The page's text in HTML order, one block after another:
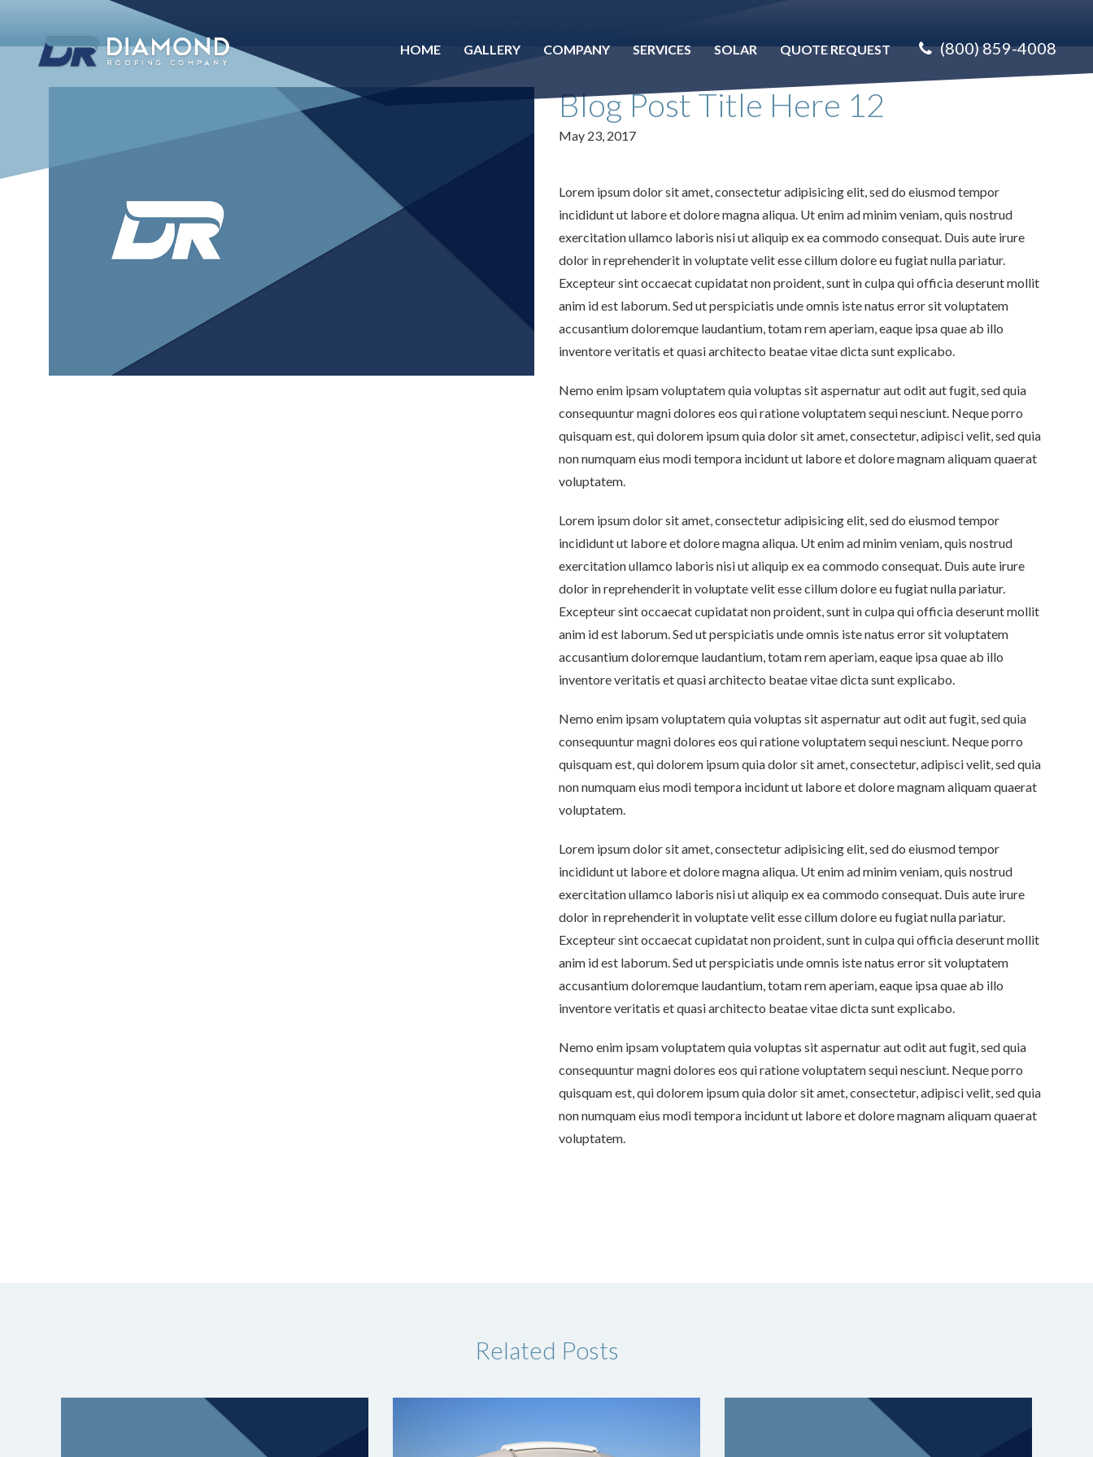
(800) 859-4008
HOME GALLERY COMPANY SERVICES SOLAR QUOTE REQUEST
Blog Post Title Here 12
May 23, 2017
Lorem ipsum dolor sit amet, consectetur adipisicing elit, sed do eiusmod tempor
incididunt ut labore et dolore magna aliqua. Ut enim ad minim veniam, quis nostrud
exercitation ullamco laboris nisi ut aliquip ex ea commodo consequat. Duis aute irure
dolor in reprehenderit in voluptate velit esse cillum dolore eu fugiat nulla pariatur.
Excepteur sint occaecat cupidatat non proident, sunt in culpa qui officia deserunt mollit
anim id est laborum. Sed ut perspiciatis unde omnis iste natus error sit voluptatem
accusantium doloremque laudantium, totam rem aperiam, eaque ipsa quae ab illo
inventore veritatis et quasi architecto beatae vitae dicta sunt explicabo.
Nemo enim ipsam voluptatem quia voluptas sit aspernatur aut odit aut fugit, sed quia
consequuntur magni dolores eos qui ratione voluptatem sequi nesciunt. Neque porro
quisquam est, qui dolorem ipsum quia dolor sit amet, consectetur, adipisci velit, sed quia
non numquam eius modi tempora incidunt ut labore et dolore magnam aliquam quaerat
voluptatem.
Lorem ipsum dolor sit amet, consectetur adipisicing elit, sed do eiusmod tempor
incididunt ut labore et dolore magna aliqua. Ut enim ad minim veniam, quis nostrud
exercitation ullamco laboris nisi ut aliquip ex ea commodo consequat. Duis aute irure
dolor in reprehenderit in voluptate velit esse cillum dolore eu fugiat nulla pariatur.
Excepteur sint occaecat cupidatat non proident, sunt in culpa qui officia deserunt mollit
anim id est laborum. Sed ut perspiciatis unde omnis iste natus error sit voluptatem
accusantium doloremque laudantium, totam rem aperiam, eaque ipsa quae ab illo
inventore veritatis et quasi architecto beatae vitae dicta sunt explicabo.
Nemo enim ipsam voluptatem quia voluptas sit aspernatur aut odit aut fugit, sed quia
consequuntur magni dolores eos qui ratione voluptatem sequi nesciunt. Neque porro
quisquam est, qui dolorem ipsum quia dolor sit amet, consectetur, adipisci velit, sed quia
non numquam eius modi tempora incidunt ut labore et dolore magnam aliquam quaerat
voluptatem.
Lorem ipsum dolor sit amet, consectetur adipisicing elit, sed do eiusmod tempor
incididunt ut labore et dolore magna aliqua. Ut enim ad minim veniam, quis nostrud
exercitation ullamco laboris nisi ut aliquip ex ea commodo consequat. Duis aute irure
dolor in reprehenderit in voluptate velit esse cillum dolore eu fugiat nulla pariatur.
Excepteur sint occaecat cupidatat non proident, sunt in culpa qui officia deserunt mollit
anim id est laborum. Sed ut perspiciatis unde omnis iste natus error sit voluptatem
accusantium doloremque laudantium, totam rem aperiam, eaque ipsa quae ab illo
inventore veritatis et quasi architecto beatae vitae dicta sunt explicabo.
Nemo enim ipsam voluptatem quia voluptas sit aspernatur aut odit aut fugit, sed quia
consequuntur magni dolores eos qui ratione voluptatem sequi nesciunt. Neque porro
quisquam est, qui dolorem ipsum quia dolor sit amet, consectetur, adipisci velit, sed quia
non numquam eius modi tempora incidunt ut labore et dolore magnam aliquam quaerat
voluptatem.
Related Posts